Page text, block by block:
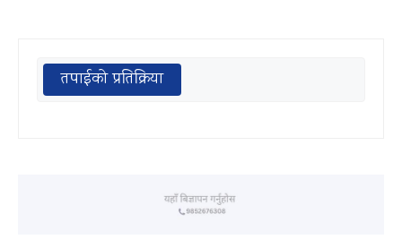
तपाईको प्रतिक्रिया